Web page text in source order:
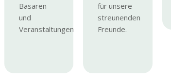
Basaren
und
Veranstaltungen.
für unsere
streunenden
Freunde.